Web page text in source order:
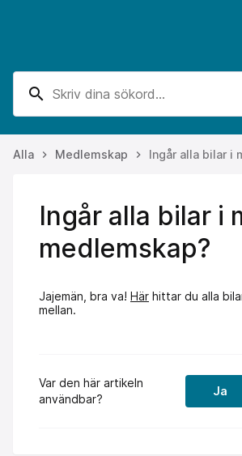
search
Alla keyboard_arrow_right Medlemskap keyboard_arrow_right Ingår alla bilar i
Ingår alla bilar i
medlemskap?
Jajemän, bra va! Här hittar du alla
mellan.
Var den här artikeln
användbar?
Ja